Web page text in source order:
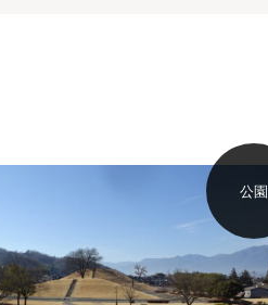
公園